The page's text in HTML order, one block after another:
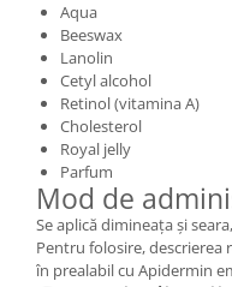
Aqua
Beeswax
Lanolin
Cetyl alcohol
Retinol (vitamina A)
Cholesterol
Royal jelly
Parfum
Mod de
Se aplică dimineața și
Pentru folosire, descrierea
în prealabil cu Apidermin